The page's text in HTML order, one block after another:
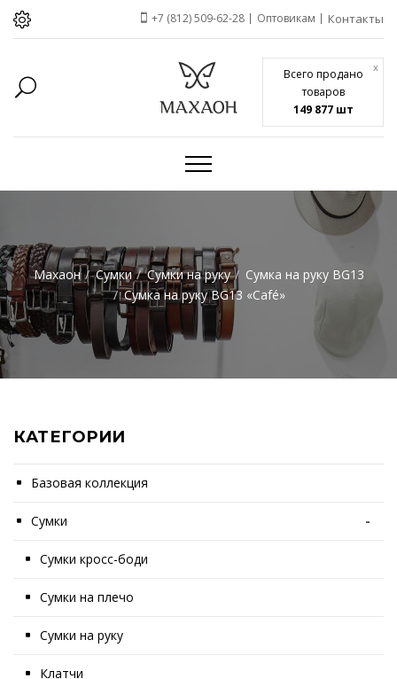
Всего продано
товаров
149 877 шт
x
+7 (812) 509-62-28 Оптовикам Контакты
Махаон Сумки Сумки на руку
Сумка на руку BG13
Сумка на руку BG13 «Café»
КАТЕГОРИИ
Базовая коллекция
Сумки -
Сумки кросс-боди
Сумки на плечо
Сумки на руку
Клатчи